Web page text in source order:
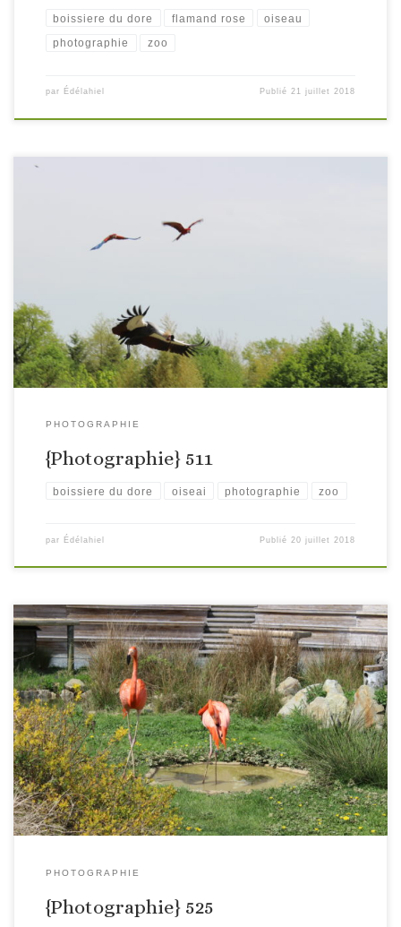
boissiere du dore flamand rose oiseau
photographie zoo
par Édélahiel Publié21 juillet 2018
PHOTOGRAPHIE
{Photographie} 511
boissiere du dore oiseai photographie zoo
par Édélahiel Publié 20 juillet 2018
PHOTOGRAPHIE
{Photographie} 525